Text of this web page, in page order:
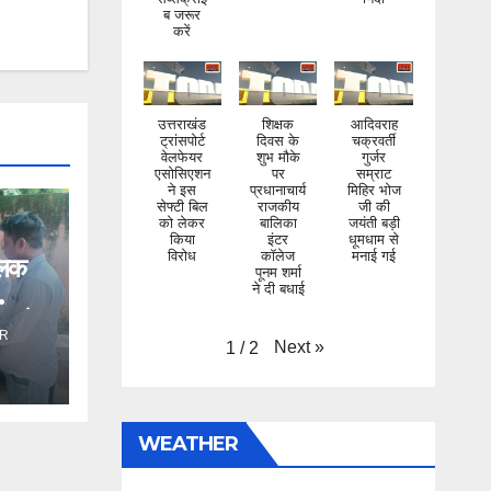
ने
करें
उत्तराखंड
ट्रांसपोर्ट
वेलफेयर
एसोसिएशन
ने इस
सेफ्टी बिल
को लेकर
किया
विरोध
शिक्षक
दिवस के
शुभ मौके
पर
प्रधानाचार्य
राजकीय
बालिका
इंटर
कॉलेज
पूनम शर्मा
ने दी बधाई
आदिवराह
चक्रवर्ती
गुर्जर
सम्राट
मिहिर भोज
जी की
जयंती बड़ी
धूमधाम से
मनाई गई
WEATHER